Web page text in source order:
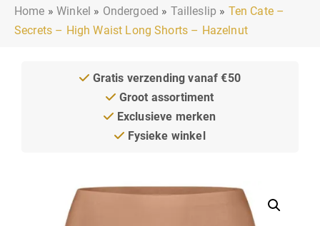
Home »Winkel » Ondergoed » Tailleslip » Ten Cate –
Secrets – High Waist Long Shorts – Hazelnut
Gratis verzending vanaf €50
Groot assortiment
Exclusieve merken
Fysieke winkel